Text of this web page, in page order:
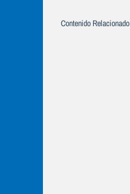
Contenido Relacionado